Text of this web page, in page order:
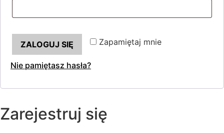
Zapamiętaj mnie
ZALOGUJ SIĘ
Nie pamiętasz hasła?
Zarejestruj się